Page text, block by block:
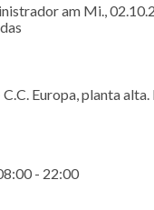
am Mi.,
C.C. Europa, planta
- 22:00